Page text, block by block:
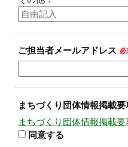
ご担当者メールアドレス 必
まちづくり団体情報掲載要
まちづくり団体情報掲載要
同意する